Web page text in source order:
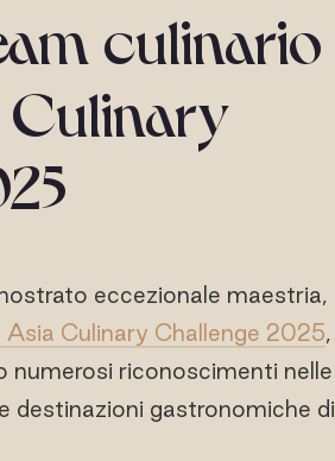
culinario
Culinary
eccezionale maestria,
Asia Culinary Challenge 2025,
numerosi riconoscimenti nelle
destinazioni gastronomiche di